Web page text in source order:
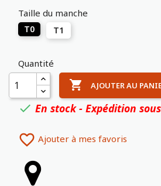
Taille du manche
T0 T1
Quantité
 AJOUTER AU
 En stock - Expédition
 Ajouter à mes favoris